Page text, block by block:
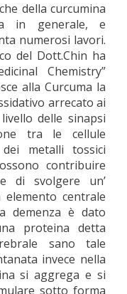
della curcumina
in generale, e
numerosi lavori.
del Dott.Chin ha
Chemistry”
alla Curcuma la
arrecato ai
delle sinapsi
tra le cellule
metalli tossici
contribuire
e di svolgere un’
centrale
demenza è dato
proteina detta
sano tale
invece nella
si aggrega e si
sotto forma